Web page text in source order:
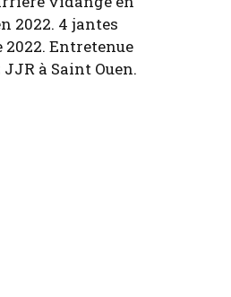
2022. 4 jantes
Entretenue
à Saint Ouen.